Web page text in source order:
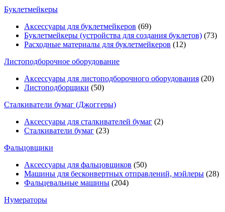
Буклетмейкеры
Аксессуары для буклетмейкеров (69)
Буклетмейкеры (устройства для создания буклетов) (73)
Расходные материалы для буклетмейкеров (12)
Листоподборочное оборудование
Аксессуары для листоподборочного оборудования (20)
Листоподборщики (50)
Сталкиватели бумаг (Джоггеры)
Аксессуары для сталкивателей бумаг (2)
Сталкиватели бумаг (23)
Фальцовщики
Аксессуары для фальцовщиков (50)
Машины для бесконвертных отправлений, мэйлеры (28)
Фальцевальные машины (204)
Нумераторы